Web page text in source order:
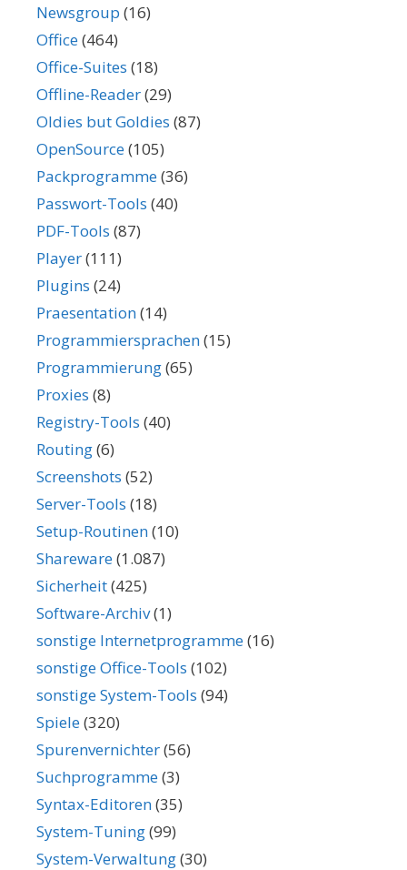
Newsgroup (16)
Office(464)
Office-Suites (18)
Offline-Reader(29)
Oldies but Goldies (87)
OpenSource(105)
Packprogramme(36)
Passwort-Tools (40)
PDF-Tools (87)
Player(111)
Plugins (24)
Praesentation(14)
Programmiersprachen(15)
Programmierung(65)
Proxies (8)
Registry-Tools (40)
Routing(6)
Screenshots (52)
Server-Tools (18)
Setup-Routinen(10)
Shareware(1.087)
Sicherheit(425)
Software-Archiv(1)
sonstige Internetprogramme(16)
sonstige Office-Tools (102)
sonstige System-Tools (94)
Spiele(320)
Spurenvernichter(56)
Suchprogramme(3)
Syntax-Editoren(35)
System-Tuning(99)
System-Verwaltung(30)